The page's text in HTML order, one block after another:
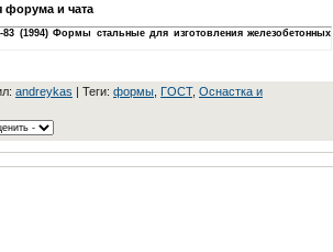
форума и чата
(1994) Формы стальные для изготовления железобетонных
: andreykas | Теги: формы ГOCT, Оснастка и